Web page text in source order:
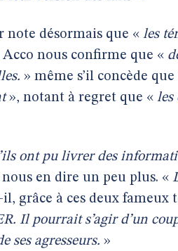
note désormais que « les
nous confirme que «
» même s’il concède que
», notant à regret que « les
ont pu livrer des
en dire un peu plus. «
grâce à ces deux fameux
Il pourrait s’agir d’un
ses agresseurs. »